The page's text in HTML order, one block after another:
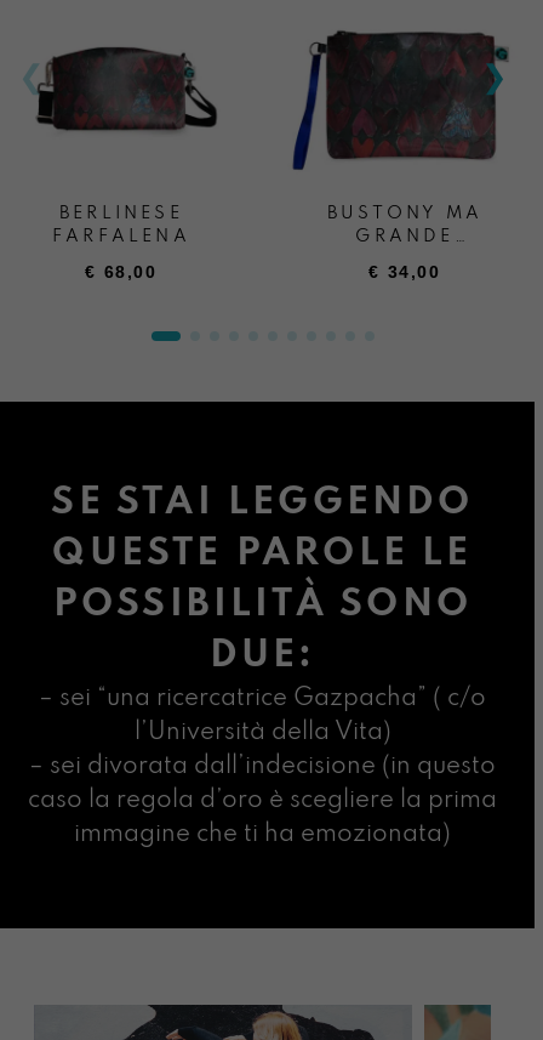
BERLINESE
FARFALENA
€ 68,00
BUSTONY MA
GRANDE
€ 34,00
SE STAI LEGGENDO
QUESTE PAROLE LE
POSSIBILITÀ SONO
DUE:
– sei “una ricercatrice Gazpacha” ( c/o
l’Università della Vita)
– sei divorata dall’indecisione (in questo
caso la regola d’oro è scegliere la prima
immagine che ti ha emozionata)